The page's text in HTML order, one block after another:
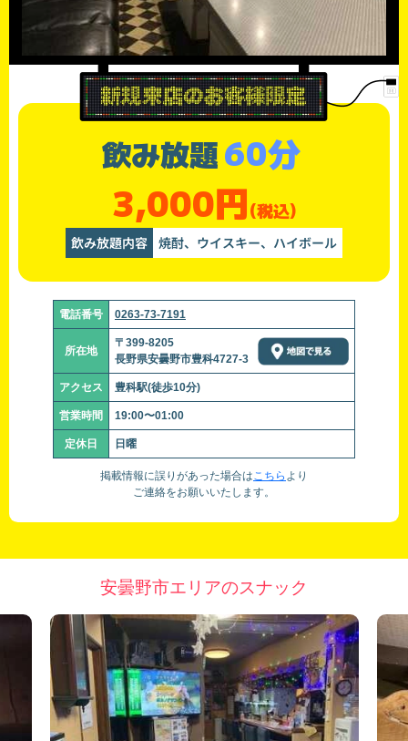
飲み放題60分
3,000円(税込)
飲み放題内容 焼酎、ウイスキー、ハイボール
電話番号 0263-73-7191
所在地
〒399-8205
長野県安曇野市豊科4727-3
アクセス 豊科駅(徒歩10分)
営業時間 19:00〜01:00
定休日 日曜
掲載情報に誤りがあった場合はこちら より
ご連絡をお願いいたします。
安曇野市エリアのスナック